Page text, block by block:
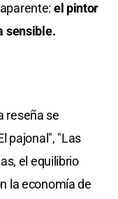
el pintor
sensible.
reseña se
pajonal", "Las
el equilibrio
la economía de